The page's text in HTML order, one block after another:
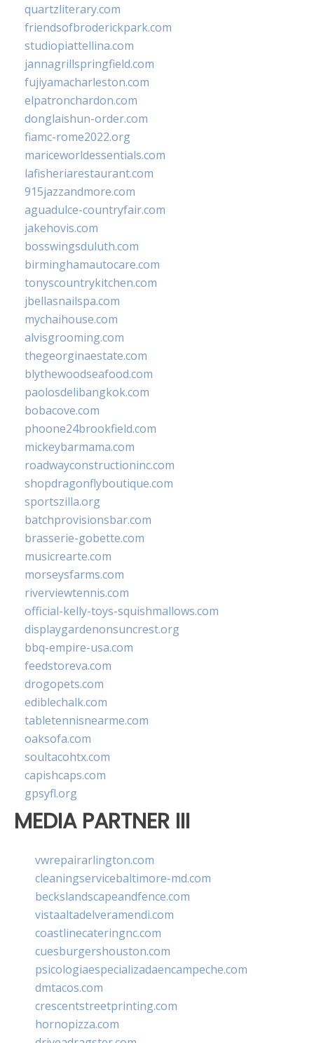
quartzliterary.com
friendsofbroderickpark.com
studiopiattellina.com
jannagrillspringfield.com
fujiyamacharleston.com
elpatronchardon.com
donglaishun-order.com
fiamc-rome2022.org
mariceworldessentials.com
lafisheriarestaurant.com
915jazzandmore.com
aguadulce-countryfair.com
jakehovis.com
bosswingsduluth.com
birminghamautocare.com
tonyscountrykitchen.com
jbellasnailspa.com
mychaihouse.com
alvisgrooming.com
thegeorginaestate.com
blythewoodseafood.com
paolosdelibangkok.com
bobacove.com
phoone24brookfield.com
mickeybarmama.com
roadwayconstructioninc.com
shopdragonflyboutique.com
sportszilla.org
batchprovisionsbar.com
brasserie-gobette.com
musicrearte.com
morseysfarms.com
riverviewtennis.com
official-kelly-toys-squishmallows.com
displaygardenonsuncrest.org
bbq-empire-usa.com
feedstoreva.com
drogopets.com
ediblechalk.com
tabletennisnearme.com
oaksofa.com
soultacohtx.com
capishcaps.com
gpsyfl.org
MEDIA PARTNER III
vwrepairarlington.com
cleaningservicebaltimore-md.com
beckslandscapeandfence.com
vistaaltadelveramendi.com
coastlinecateringnc.com
cuesburgershouston.com
psicologiaespecializadaencampeche.com
dmtacos.com
crescentstreetprinting.com
hornopizza.com